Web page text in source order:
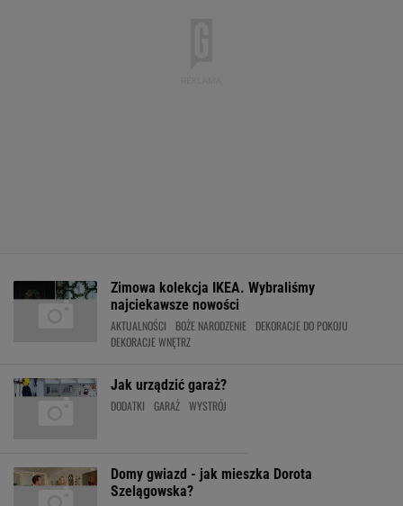
Zimowa kolekcja IKEA. Wybraliśmy
najciekawsze nowości
AKTUALNOŚCI BOŻE NARODZENIE
DEKORACJE DO POKOJU
DEKORACJE WNĘTRZ
Jak urządzić garaż?
DODATKI GARAŻ WYSTRÓJ
Domy gwiazd - jak mieszka Dorota
Szelągowska?